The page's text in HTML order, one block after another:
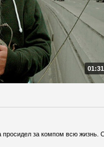
за компом всю